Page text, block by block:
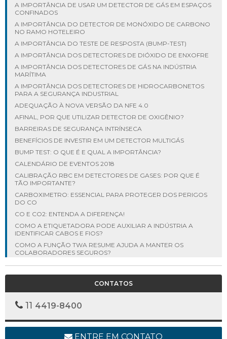
A IMPORTÂNCIA DE USAR UM DETECTOR DE GÁS EM ESPAÇOS
CONFINADOS
A IMPORTÂNCIA DO DETECTOR DE MONÓXIDO DE CARBONO
NO RAMO HOTELEIRO
A IMPORTÂNCIA DO TESTE DE RESPOSTA (BUMP-TEST)
A IMPORTÂNCIA DOS DETECTORES DE DIÓXIDO DE ENXOFRE
A IMPORTÂNCIA DOS DETECTORES DE GÁS NA INDÚSTRIA
MARÍTIMA
A IMPORTÂNCIA DOS DETECTORES DE HIDROCARBONETOS
PARA A SEGURANÇA INDUSTRIAL
ADEQUAÇÃO À NOVA VERSÃO DA NFE 4.0
AFINAL, POR QUE UTILIZAR DETECTOR DE OXIGÊNIO?
BARREIRAS DE SEGURANÇA INTRÍNSECA
BENEFÍCIOS DE INVESTIR EM UM DETECTOR MULTIGÁS
BUMP TEST: O QUE É E QUAL A IMPORTÂNCIA?
CALENDÁRIO DE EVENTOS 2018
CALIBRAÇÃO RBC EM DETECTORES DE GASES: POR QUE É
TÃO IMPORTANTE?
CARBOXIMETRO: ESSENCIAL PARA PROTEGER DOS PERIGOS
DO CO
CO E CO2: ENTENDA A DIFERENÇA!
COMO A ETIQUETADORA PODE AUXILIAR A INDÚSTRIA A
IDENTIFICAR CABOS E FIOS?
COMO A FUNÇÃO TWA RESUME AJUDA A MANTER OS
COLABORADORES SEGUROS?
COMO ESCOLHER O DETECTOR DE GASES INDUSTRIAIS IDEAL?
COMO EVITAR ACIDENTES INDUSTRIAIS: VEJA NOSSAS DICAS!
COMO FAZER AMOSTRAGEM CORRETAMENTE UTILIZANDO
DETECTOR DE GÁS COM BOMBA?
COMO FAZER O MONITORAMENTO DE GASES?
COMO FUNCIONA UM DETECTOR DE CHAMAS E QUAL SUA
IMPORTÂNCIA PARA A INDÚSTRIA?
CONTATOS
11 4419-8400
ENTRE EM CONTATO